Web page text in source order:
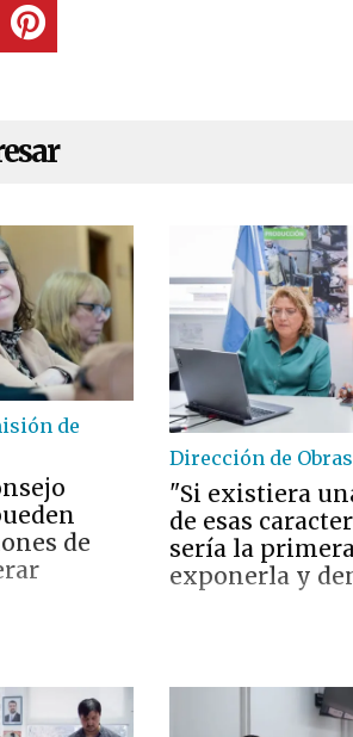
de
de
Dirección de
"Si existiera
de esas
sería la
exponerla y